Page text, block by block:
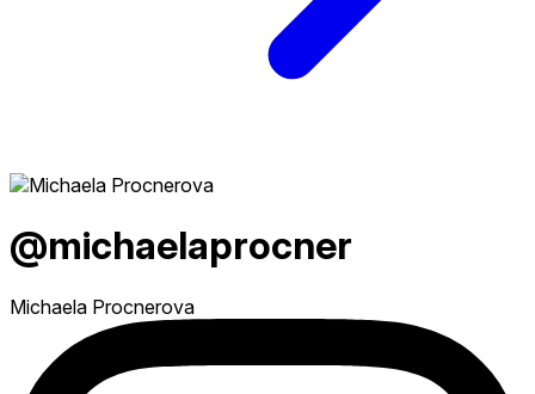
@michaelaprocner
Michaela Procnerova